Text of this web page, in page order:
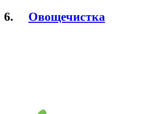
6. Овощечистка